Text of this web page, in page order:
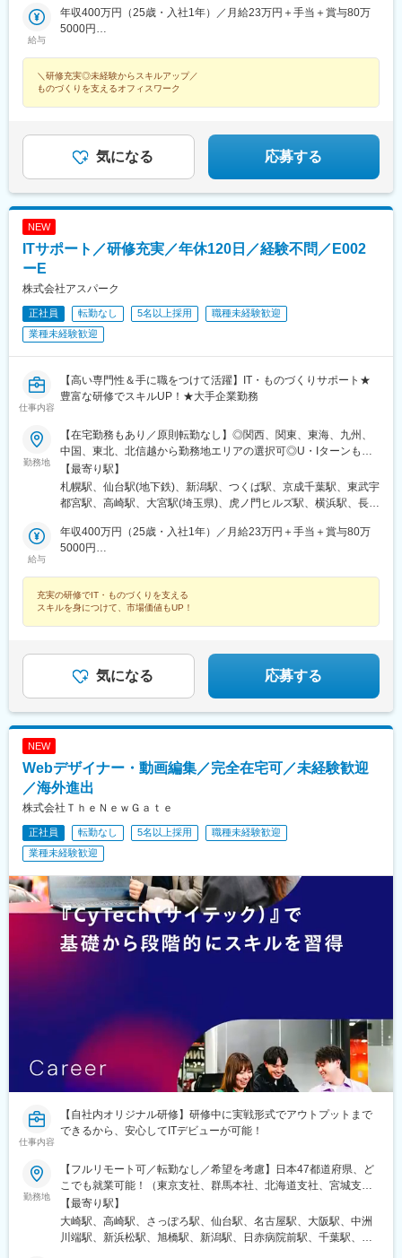
駅、西辛島町駅、市民広場駅、三滝駅、舟入本町駅、花田口駅、
麻布十番駅、大国町駅、桃山御陵前駅、野田駅(阪神線)、肥後橋
中国エリア（広島、岡山、愛媛など）■東北エリア（宮城、福島な
ど）■北信越エリア（石川、福井、富山、新潟、長野など）のプロ
モート案件あり）◎転居を伴う転勤は、基本的には本人が希望す
る場合以外ありません※受動喫煙防止対策：オフィス内全面禁煙
線)、インテック本社前駅、烏丸駅、三宮駅(神戸新交通)、山陽姫
路駅、岡山駅、八丁堀駅(広島県)、高松駅(香川県)、天神駅、花畑
県)、東広島駅、山西駅、本町六丁目駅、金川駅、東野駅(京都
府)、東山・おかでんミュージアム駅、衣山駅、山麓駅(皿倉山)、
中津駅(大阪府・阪急線)、今出川駅、五条駅(京都市営)、桜島駅、
六本木駅、伊予大洲駅、福駅、芦原橋駅、桃山駅、野田阪神駅、
東比恵駅、渡辺橋駅、淀屋橋駅、鶴崎駅、西小倉駅、二島駅、今
池駅(福岡県)、上鳥羽口駅、竹下駅、小森江駅、甘木駅(西鉄線)、
広畑駅、住ノ江駅、江波駅、八本松駅、矢場町駅、大船駅、新羽
県)、丸の内駅(愛知県)、戸部駅、鶴見小野駅、三ツ沢下町駅、山
手駅、井土ケ谷駅、上永谷駅、和田町駅、鶴ケ峰駅、戸塚駅、赤
岡本駅(栃木県)、笠寺駅、村井駅、茅野駅、本山駅(愛知県)、さが
み野駅、小俣駅(栃木県)、新前橋駅、群馬藤岡駅、本庄駅、垂井
駅、徳山駅、周防下郷駅、道ノ尾駅、大波止駅、喜々津駅、国母
駅、松江駅、伊賀屋駅、弥生が丘駅、宮崎駅、南鹿児島駅、さっ
ぽろ駅、青葉通一番町駅、千葉駅、虎ノ門駅、神奈川駅、市役所
崎町駅、オークスカナルパークホテル富山前、四条駅(京都市営)、
神戸三宮駅(阪神)、姫路駅、岡山駅前駅、胡町駅、高松築港駅、天
横川駅、谷町四丁目駅、舟入幸町駅、大小路駅、亀戸駅、中津駅
(地下鉄)、六本木一丁目駅、ＪＲ難波駅、観月橋駅、海老江駅、中
之島駅、なにわ橋駅、甘木駅(甘木鉄道線)、住之江公園駅、上前津
駅、久屋大通駅、平沼橋駅、国道駅、蒔田駅、赤羽岩淵駅、セン
ター北駅、勾当台公園駅、本笠寺駅、自由ケ丘駅(愛知県)、出島
日吉町駅、新浜松駅、名鉄名古屋駅、梅田駅(地下鉄)、富山駅、京
都河原町駅、三ノ宮駅、西川緑道公園駅、銀山町駅、西鉄福岡
麻布十番駅、大国町駅、桃山御陵前駅、野田駅(阪神線)、肥後橋
駅、北浜駅(大阪府)、伏見駅(愛知県)、西横浜駅、龍谷富山高校
前、五島町駅
給与
年収400万円（25歳・入社1年）／月給23万円＋手当＋賞与80万
5000円
5000円
＼研修充実◎未経験からスキルアップ／
ものづくりを支えるオフィスワーク
気になる 応募する
NEW
ITサポート／研修充実／年休120日／経験不問／E002
ーE
株式会社アスパーク
正社員 転勤なし 5名以上採用
職種未経験歓迎
業種未経験歓迎
仕事内容
【高い専門性＆手に職をつけて活躍】IT・ものづくりサポート★
豊富な研修でスキルUP！★大手企業勤務
勤務地
【在宅勤務もあり／原則転勤なし】◎関西、関東、東海、九州、
中国、東北、北信越から勤務地エリアの選択可◎U・Iターンも歓
迎！（引越し代全額負担・家賃95％補助など制度完備）■関西エ
リア（大阪、京都、兵庫、奈良、和歌山、滋賀）■関東エリア（東
京、神奈川、千葉、埼玉、栃木、茨城、群馬など）■東海エリア
国エリア（広島、岡山、愛媛など）■東北エリア（宮城、福島な
ど）■北信越エリア（石川、福井、富山、新潟、長野など）のプロ
モート案件あり）◎転居を伴う転勤は、基本的には本人が希望す
る場合以外ありません※受動喫煙防止対策：オフィス内全面禁煙
【最寄り駅】
札幌駅、仙台駅(地下鉄)、新潟駅、つくば駅、京成千葉駅、東武宇
都宮駅、高崎駅、大宮駅(埼玉県)、虎ノ門ヒルズ駅、横浜駅、長野
線)、インテック本社前駅、烏丸駅、三宮駅(神戸新交通)、山陽姫
路駅、岡山駅、八丁堀駅(広島県)、高松駅(香川県)、天神駅、花畑
県)、東広島駅、山西駅、本町六丁目駅、金川駅、東野駅(京都
府)、東山・おかでんミュージアム駅、衣山駅、山麓駅(皿倉山)、
中津駅(大阪府・阪急線)、今出川駅、五条駅(京都市営)、桜島駅、
六本木駅、伊予大洲駅、福駅、芦原橋駅、桃山駅、野田阪神駅、
東比恵駅、渡辺橋駅、淀屋橋駅、鶴崎駅、西小倉駅、二島駅、今
池駅(福岡県)、上鳥羽口駅、竹下駅、小森江駅、甘木駅(西鉄線)、
広畑駅、住ノ江駅、江波駅、八本松駅、矢場町駅、大船駅、新羽
県)、丸の内駅(愛知県)、戸部駅、鶴見小野駅、三ツ沢下町駅、山
手駅、井土ケ谷駅、上永谷駅、和田町駅、鶴ケ峰駅、戸塚駅、赤
羽駅、峰駅、陸前落合駅、センター南駅、北四番丁駅、稲永駅、
岡本駅(栃木県)、笠寺駅、村井駅、茅野駅、本山駅(愛知県)、さが
み野駅、小俣駅(栃木県)、新前橋駅、群馬藤岡駅、本庄駅、垂井
駅、徳山駅、周防下郷駅、道ノ尾駅、大波止駅、喜々津駅、国母
駅、松江駅、伊賀屋駅、弥生が丘駅、宮崎駅、南鹿児島駅、さっ
ぽろ駅、青葉通一番町駅、千葉駅、虎ノ門駅、神奈川駅、市役所
前駅(長野県)、新静岡駅、第一通り駅、近鉄名古屋駅、金沢駅、中
崎町駅、オークスカナルパークホテル富山前、四条駅(京都市営)、
神戸三宮駅(阪神)、姫路駅、岡山駅前駅、胡町駅、高松築港駅、天
神南駅、辛島町駅、南公園駅、湊川駅、小路駅、常盤駅(岡山県)、
横川駅、谷町四丁目駅、舟入幸町駅、大小路駅、亀戸駅、中津駅
ター北駅、勾当台公園駅、本笠寺駅、自由ケ丘駅(愛知県)、出島
駅、北１２条駅、あおば通駅、新千葉駅、神谷町駅、新高島駅、
日吉町駅、新浜松駅、名鉄名古屋駅、梅田駅(地下鉄)、富山駅、京
都河原町駅、三ノ宮駅、西川緑道公園駅、銀山町駅、西鉄福岡
駅、西辛島町駅、市民広場駅、三滝駅、舟入本町駅、花田口駅、
駅、北浜駅(大阪府)、伏見駅(愛知県)、西横浜駅、龍谷富山高校
前、五島町駅
給与
年収400万円（25歳・入社1年）／月給23万円＋手当＋賞与80万
5000円
5000円
充実の研修でIT・ものづくりを支える
スキルを身につけて、市場価値もUP！
気になる 応募する
NEW
Webデザイナー・動画編集／完全在宅可／未経験歓迎
／海外進出
株式会社ＴｈｅＮｅｗＧａｔｅ
正社員 転勤なし 5名以上採用
職種未経験歓迎
業種未経験歓迎
仕事内容
【自社内オリジナル研修】研修中に実戦形式でアウトプットまで
できるから、安心してITデビューが可能！
勤務地
【フルリモート可／転勤なし／希望を考慮】日本47都道府県、ど
こでも就業可能！（東京支社、群馬本社、北海道支社、宮城支
社、茨城支社、愛知支社、大阪支社、福岡支社、新潟支社、広島
支社、静岡支店、沖縄支店、千葉支店、神奈川支店、熊本支店、
石川支店または各拠点近郊のプロジェクト先）★リモートワーク
【最寄り駅】
大崎駅、高崎駅、さっぽろ駅、仙台駅、名古屋駅、大阪駅、中洲
川端駅、新浜松駅、旭橋駅、新潟駅、日赤病院前駅、千葉駅、新